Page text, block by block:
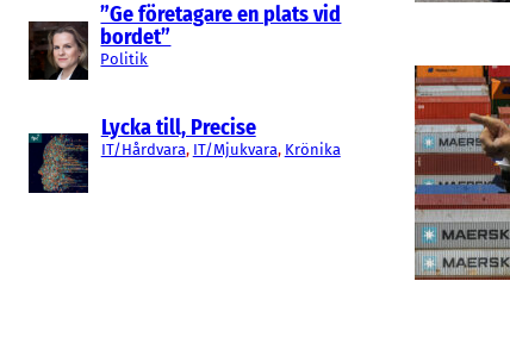
”Ge företagare en plats vid
bordet”
Politik
Lycka till, Precise
IT/Hårdvara, IT/Mjukvara, Krönika